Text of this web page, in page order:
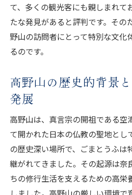
て、多くの観光客にも親しまれて
たな発見があると評判です。その
野山の訪問者にとって特別な文化
るのです。
高野山の歴史的背景
発展
高野山は、真言宗の開祖である空
て開かれた日本の仏教の聖地とし
の歴史深い場所で、ごまとうふは
継がれてきました。その起源は奈
ちの修行生活を支えるための高栄